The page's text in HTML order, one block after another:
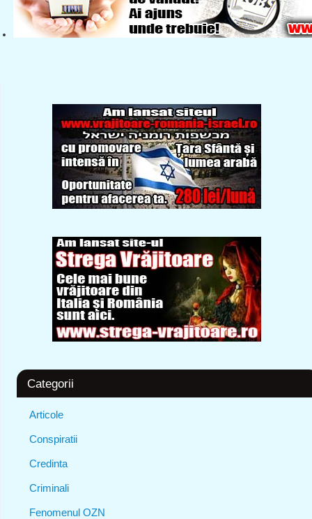
Categorii
Articole
Conspiratii
Credinta
Criminali
Fenomenul OZN